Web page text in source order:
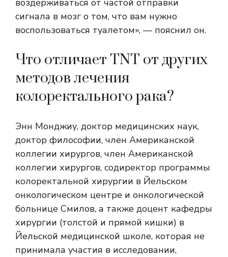
воздерживаться от частой отправки
сигнала в мозг о том, что вам нужно
воспользоваться туалетом», — пояснил он.
Что отличает TNT от других
методов лечения
колоректального рака?
Энн Монджиу, доктор медицинских наук,
доктор философии, член Американской
коллегии хирургов, член Американской
коллегии хирургов, содиректор программы
колоректальной хирургии в Йельском
онкологическом центре и онкологической
больнице Смилов, а также доцент кафедры
хирургии (толстой и прямой кишки) в
Йельской медицинской школе, которая не
принимала участия в исследовании,